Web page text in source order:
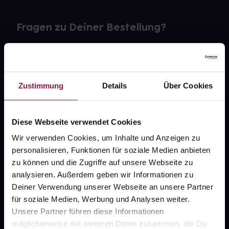
Zustimmung Details Über Cookies
Diese Webseite verwendet Cookies
Wir verwenden Cookies, um Inhalte und Anzeigen zu
personalisieren, Funktionen für soziale Medien anbieten
zu können und die Zugriffe auf unsere Webseite zu
analysieren. Außerdem geben wir Informationen zu
Deiner Verwendung unserer Webseite an unsere Partner
für soziale Medien, Werbung und Analysen weiter.
Unsere Partner führen diese Informationen
möglicherweise mit weiteren Daten zusammen, die Du
Fragen zu Deiner Bestellung?
gesund.de
Über uns
Karriere
Newsletter